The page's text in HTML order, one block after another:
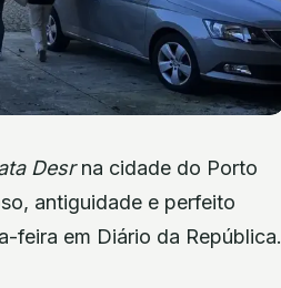
Desrna cidade do Porto
antiguidade e perfeito
feira em Diário da República.